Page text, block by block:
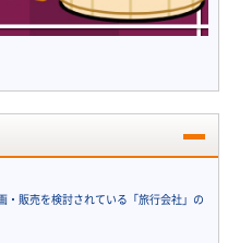
・販売を検討されている「旅行会社」の